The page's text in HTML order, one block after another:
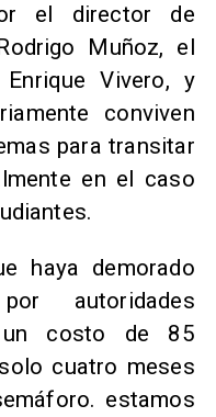
el director de
Muñoz, el
Vivero, y
conviven
para transitar
en el caso
haya demorado
autoridades
un costo de 85
cuatro meses
estamos